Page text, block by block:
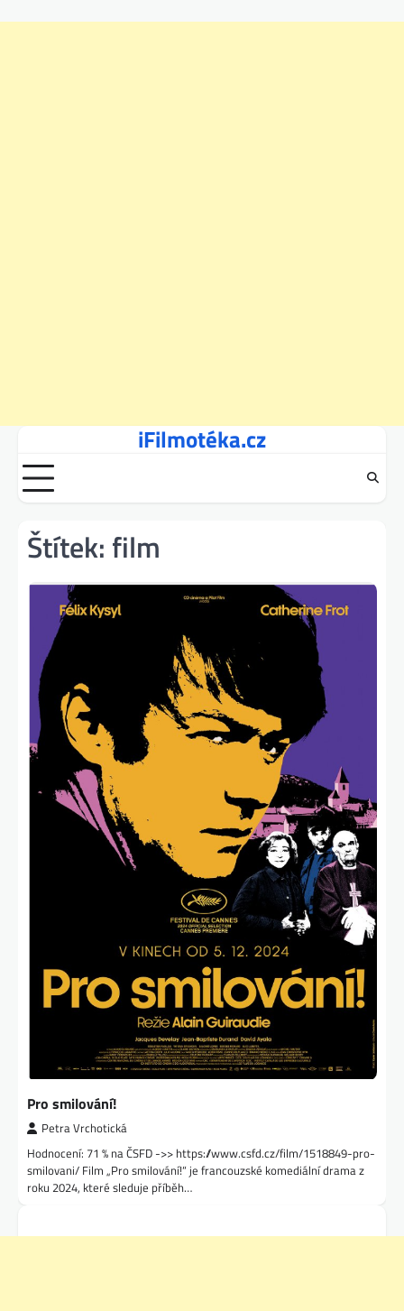
content
iFilmotéka.cz
Štítek: film
Pro smilování!
Petra Vrchotická
Hodnocení: 71 % na ČSFD ->> https://www.csfd.cz/film/1518849-pro-
smilovani/ Film „Pro smilování!“ je francouzské komediální drama z
roku 2024, které sleduje příběh…